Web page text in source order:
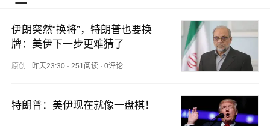
伊朗突然“换将”，特朗普也要换
牌：美伊下一步更难猜了
原创 昨天23:30· 251阅读· 0评论
特朗普：美伊现在就像一盘棋！